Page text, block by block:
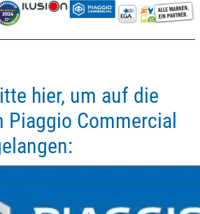
hier, um auf die
Piaggio Commercial